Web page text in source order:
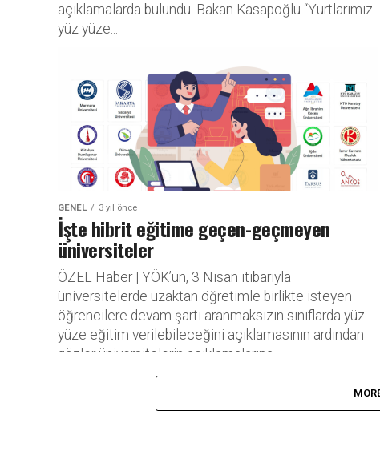
açıklamalarda bulundu. Bakan Kasapoğlu “Yurtlarımız
yüz yüze...
GENEL 3 yıl önce
İşte hibrit eğitime geçen-geçmeyen
üniversiteler
ÖZEL Haber | YÖK’ün, 3 Nisan itibarıyla
üniversitelerde uzaktan öğretimle birlikte isteyen
öğrencilere devam şartı aranmaksızın sınıflarda yüz
yüze eğitim verilebileceğini açıklamasının ardından
gözler üniversitelerin açıklamalarına...